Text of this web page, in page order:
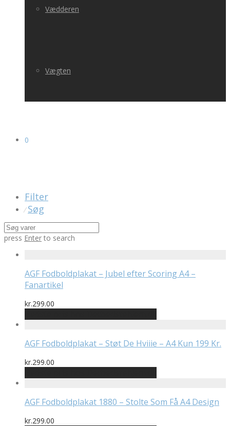
Vædderen
Vægten
0
Filter
⁄ Søg
press Enter to search
AGF Fodboldplakat – Jubel efter Scoring A4 –
Fanartikel
kr.299.00
AGF Fodboldplakat – Støt De Hviiie – A4 Kun 199 Kr.
kr.299.00
AGF Fodboldplakat 1880 – Stolte Som Få A4 Design
kr.299.00